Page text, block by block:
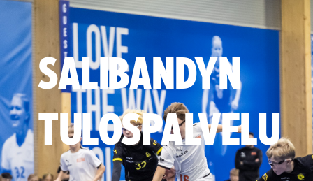
Hyväksy markkinointievästeet
SALIBANDYN
TULOSPALVELU